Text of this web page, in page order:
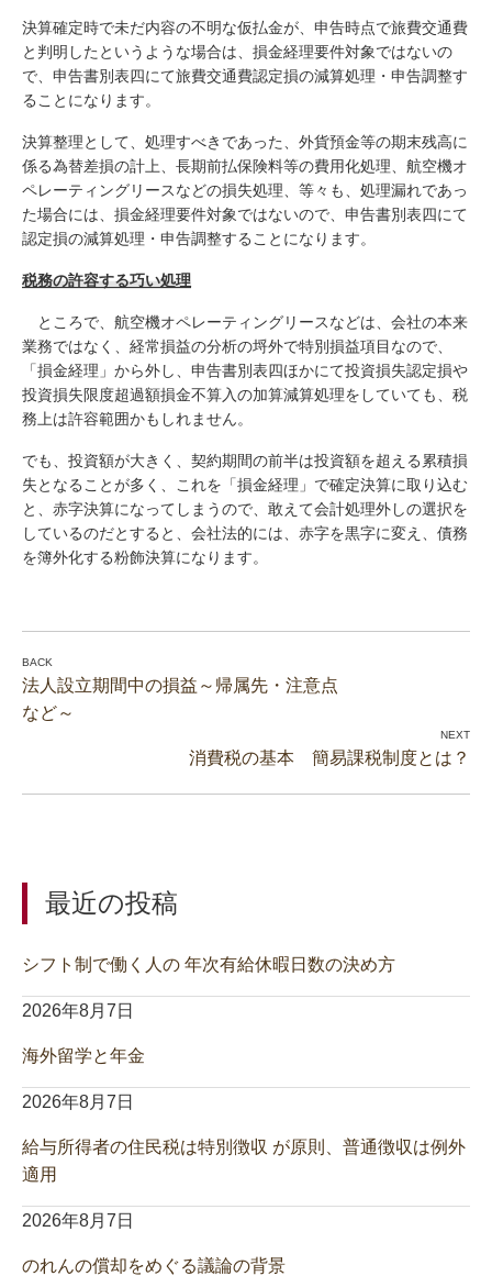
決算確定時で未だ内容の不明な仮払金が、申告時点で旅費交通費
と判明したというような場合は、損金経理要件対象ではないの
で、申告書別表四にて旅費交通費認定損の減算処理・申告調整す
ることになります。
決算整理として、処理すべきであった、外貨預金等の期末残高に
係る為替差損の計上、長期前払保険料等の費用化処理、航空機オ
ペレーティングリースなどの損失処理、等々も、処理漏れであっ
た場合には、損金経理要件対象ではないので、申告書別表四にて
認定損の減算処理・申告調整することになります。
税務の許容する巧い処理
ところで、航空機オペレーティングリースなどは、会社の本来
業務ではなく、経常損益の分析の埒外で特別損益項目なので、
「損金経理」から外し、申告書別表四ほかにて投資損失認定損や
投資損失限度超過額損金不算入の加算減算処理をしていても、税
務上は許容範囲かもしれません。
でも、投資額が大きく、契約期間の前半は投資額を超える累積損
失となることが多く、これを「損金経理」で確定決算に取り込む
と、赤字決算になってしまうので、敢えて会計処理外しの選択を
しているのだとすると、会社法的には、赤字を黒字に変え、債務
を簿外化する粉飾決算になります。
法人設立期間中の損益～帰属先・注意点
など～
消費税の基本 簡易課税制度とは？
最近の投稿
シフト制で働く人の 年次有給休暇日数の決め方
2026年8月7日
海外留学と年金
2026年8月7日
給与所得者の住民税は特別徴収 が原則、普通徴収は例外
適用
2026年8月7日
のれんの償却をめぐる議論の背景